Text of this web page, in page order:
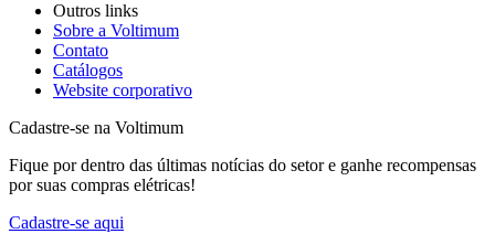
Outros links
Sobre a Voltimum
Contato
Catálogos
Website corporativo
Cadastre-se na Voltimum
Fique por dentro das últimas notícias do setor e ganhe recompensas
por suas compras elétricas!
Cadastre-se aqui